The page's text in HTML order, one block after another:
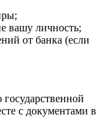
вашу личность;
от банка (если
с документами в